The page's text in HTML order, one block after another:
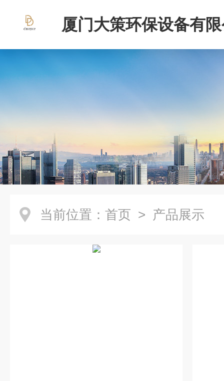
厦门大策环保设备有
当前位置： 首页 > 产品展示